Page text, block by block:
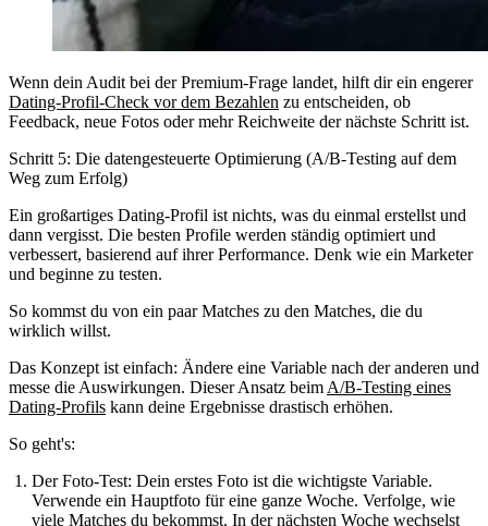
Wenn dein Audit bei der Premium-Frage landet, hilft dir ein engerer
Dating-Profil-Check vor dem Bezahlen zu entscheiden, ob
Feedback, neue Fotos oder mehr Reichweite der nächste Schritt ist.
Schritt 5: Die datengesteuerte Optimierung (A/B-Testing auf dem
Weg zum Erfolg)
Ein großartiges Dating-Profil ist nichts, was du einmal erstellst und
dann vergisst. Die besten Profile werden ständig optimiert und
verbessert, basierend auf ihrer Performance. Denk wie ein Marketer
und beginne zu testen.
So kommst du von ein paar Matches zu den Matches, die du
wirklich willst.
Das Konzept ist einfach: Ändere eine Variable nach der anderen und
messe die Auswirkungen. Dieser Ansatz beim A/B-Testing eines
Dating-Profils kann deine Ergebnisse drastisch erhöhen.
So geht's:
Der Foto-Test: Dein erstes Foto ist die wichtigste Variable.
Verwende ein Hauptfoto für eine ganze Woche. Verfolge, wie
viele Matches du bekommst. In der nächsten Woche wechselst